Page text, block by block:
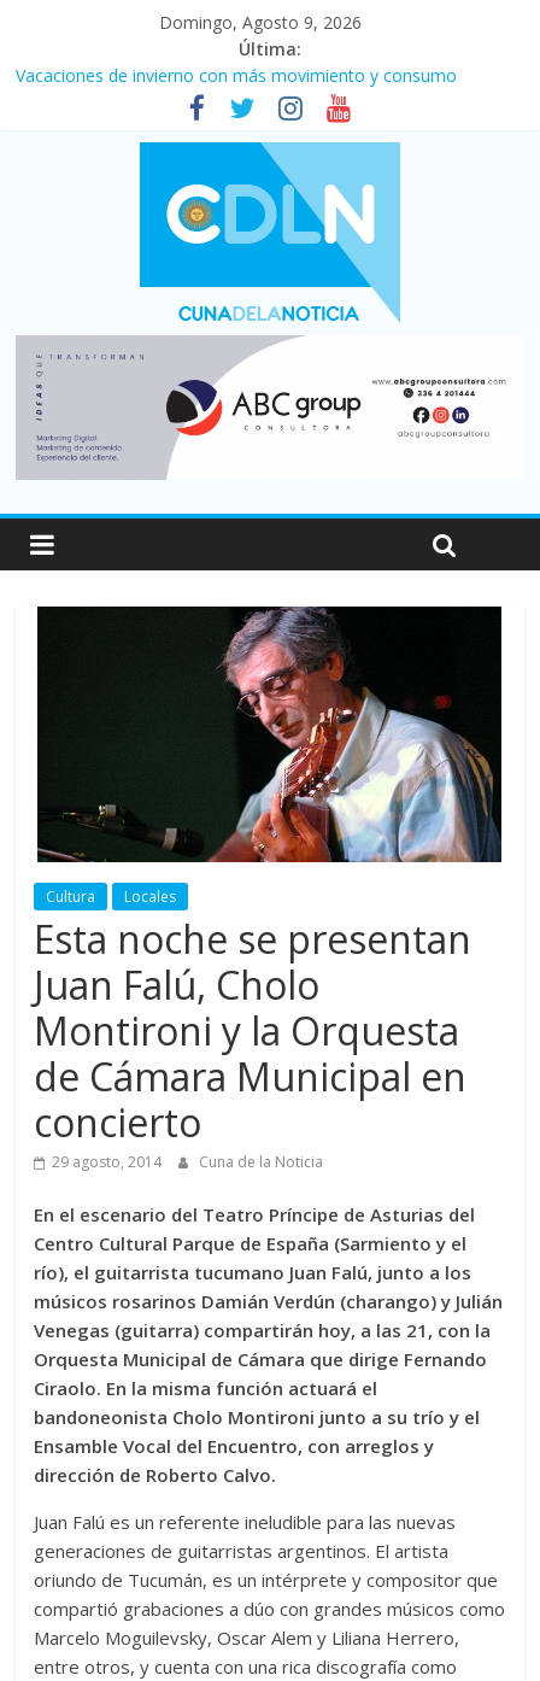
Domingo, Agosto 9, 2026
Última:
Vacaciones de invierno con más movimiento y consumo
turístico: 4,6 millones de personas viajaron por el país, un 5,9%
El agro argentino logró un récord histórico de exportaciones en
el primer semestre de 2026
Duelo internacional: Falleció Jorge Messi, el papá de Leo
La morosidad alcanzó su nivel más alto en dos décadas y ya
Desde que asumió Milei cerraron 41.000 kioscos: el sector
denuncia crisis como en 2001
Cultura Locales
Esta noche se presentan
Juan Falú, Cholo
Montironi y la Orquesta
de Cámara Municipal en
concierto
29 agosto, 2014 Cuna de la Noticia
En el escenario del Teatro Príncipe de Asturias del
Centro Cultural Parque de España (Sarmiento y el
río), el guitarrista tucumano Juan Falú, junto a los
músicos rosarinos Damián Verdún (charango) y Julián
Venegas (guitarra) compartirán hoy, a las 21, con la
Orquesta Municipal de Cámara que dirige Fernando
Ciraolo. En la misma función actuará el
bandoneonista Cholo Montironi junto a su trío y el
Ensamble Vocal del Encuentro, con arreglos y
dirección de Roberto Calvo.
Juan Falú es un referente ineludible para las nuevas
generaciones de guitarristas argentinos. El artista
oriundo de Tucumán, es un intérprete y compositor que
compartió grabaciones a dúo con grandes músicos como
Marcelo Moguilevsky, Oscar Alem y Liliana Herrero,
entre otros, y cuenta con una rica discografía como